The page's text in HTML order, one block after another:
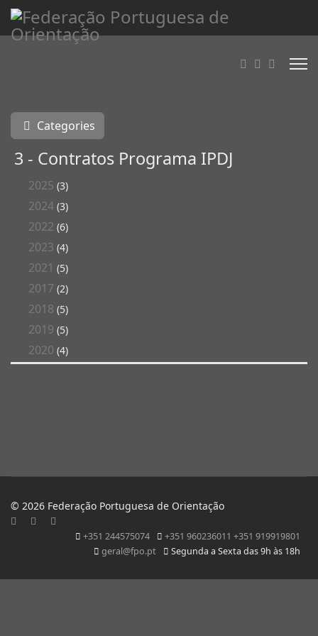
Categories
3 - Contratos Programa IPDJ
2025 (3)
2024 (3)
2022 (6)
2023 (4)
2021 (5)
2017 (2)
2018 (5)
2019 (5)
2020 (4)
© 2026 Federação Portuguesa de Orientação
+351 244575074
+351 960236011 +351 919919801
geral@fpo.pt
Segunda a Sexta das 9h às 18h